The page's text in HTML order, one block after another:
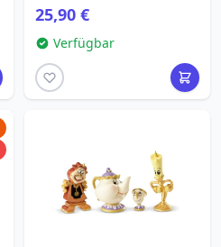
25,90 €
Verfügbar